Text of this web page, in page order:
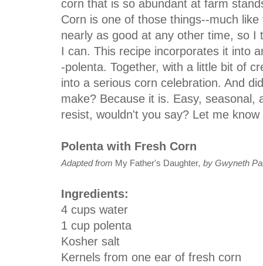
corn that is so abundant at farm
Corn is one of those things--much
nearly as good at any other time, so I
I can. This recipe incorporates it into
-polenta. Together, with a little bit of
into a serious corn celebration. And
make? Because it is. Easy, seasonal,
resist, wouldn't you say? Let me
Polenta with Fresh Corn
Adapted from My Father's Daughter, by Gwyneth
Ingredients:
4 cups water
1 cup polenta
Kosher salt
Kernels from one ear of fresh corn